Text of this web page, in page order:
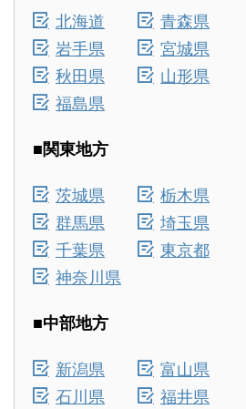
北海道
青森県
岩手県
宮城県
秋田県
山形県
福島県
■関東地方
茨城県
栃木県
群馬県
埼玉県
千葉県
東京都
神奈川県
■中部地方
新潟県
富山県
石川県
福井県